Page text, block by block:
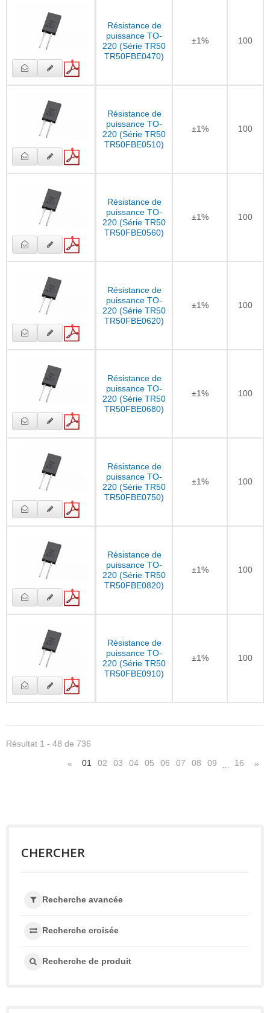
Résistance de
puissance TO-
220 (Série TR50
TR50FBE0470)
±1% 100
Résistance de
puissance TO-
220 (Série TR50
TR50FBE0510)
±1% 100
Résistance de
puissance TO-
220 (Série TR50
TR50FBE0560)
±1% 100
Résistance de
puissance TO-
220 (Série TR50
TR50FBE0620)
±1% 100
Résistance de
puissance TO-
220 (Série TR50
TR50FBE0680)
±1% 100
Résistance de
puissance TO-
220 (Série TR50
TR50FBE0750)
±1% 100
Résistance de
puissance TO-
220 (Série TR50
TR50FBE0820)
±1% 100
Résistance de
puissance TO-
220 (Série TR50
TR50FBE0910)
±1% 100
Résultat 1 - 48 de 736
« 01 02 03 04 05 06 07 08 09 16 »
CHERCHER
Recherche avancée
Recherche croisée
Recherche de produit